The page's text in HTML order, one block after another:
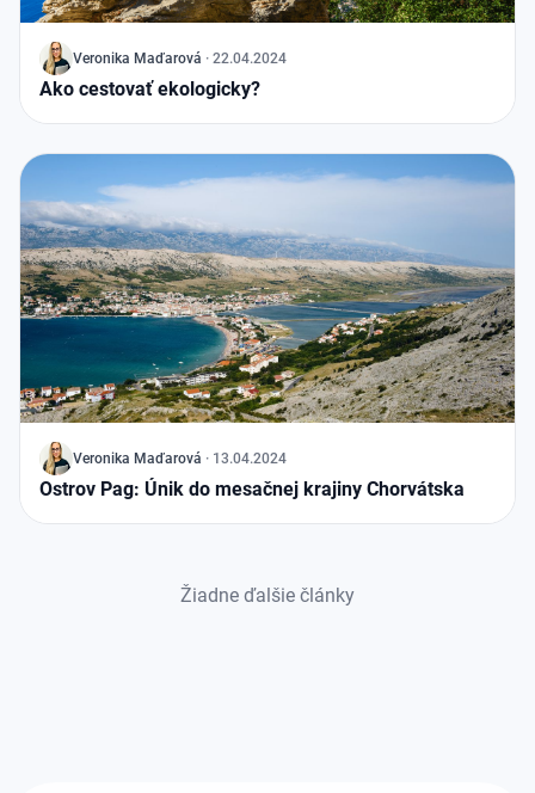
J Veronika Maďarová · 22.04.2024
Ako cestovať ekologicky?
J Veronika Maďarová · 13.04.2024
Ostrov Pag: Únik do mesačnej krajiny Chorvátska
Žiadne ďalšie články